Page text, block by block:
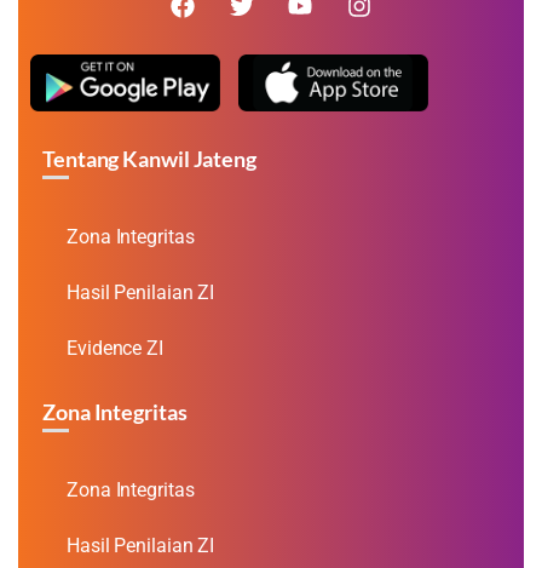
Tentang Kanwil Jateng
Zona Integritas
Hasil Penilaian ZI
Evidence ZI
Zona Integritas
Zona Integritas
Hasil Penilaian ZI